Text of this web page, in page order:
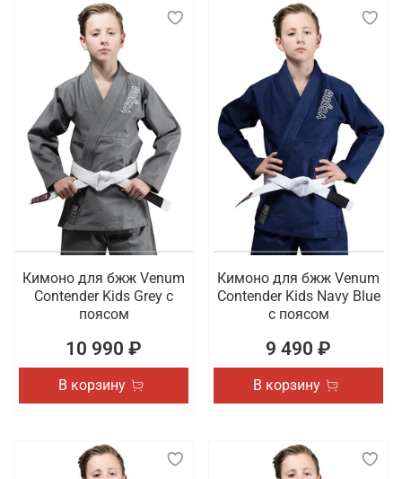
Кимоно для бжж Venum
Contender Kids Grey с
поясом
10 990 ₽
В корзину
Кимоно для бжж Venum
Contender Kids Navy Blue
с поясом
9 490 ₽
В корзину